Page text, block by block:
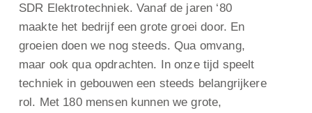
SDR Elektrotechniek. Vanaf de jaren ‘80
maakte het bedrijf een grote groei door. En
groeien doen we nog steeds. Qua omvang,
maar ook qua opdrachten. In onze tijd speelt
techniek in gebouwen een steeds belangrijkere
rol. Met 180 mensen kunnen we grote,